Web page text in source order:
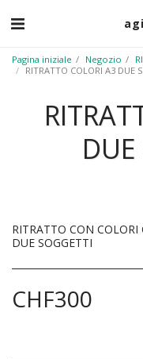
Pagina iniziale Negozio
RITRATTO COLORI A3 DUE
RITRATTO CON
DUE SOGGETTI
CHF300